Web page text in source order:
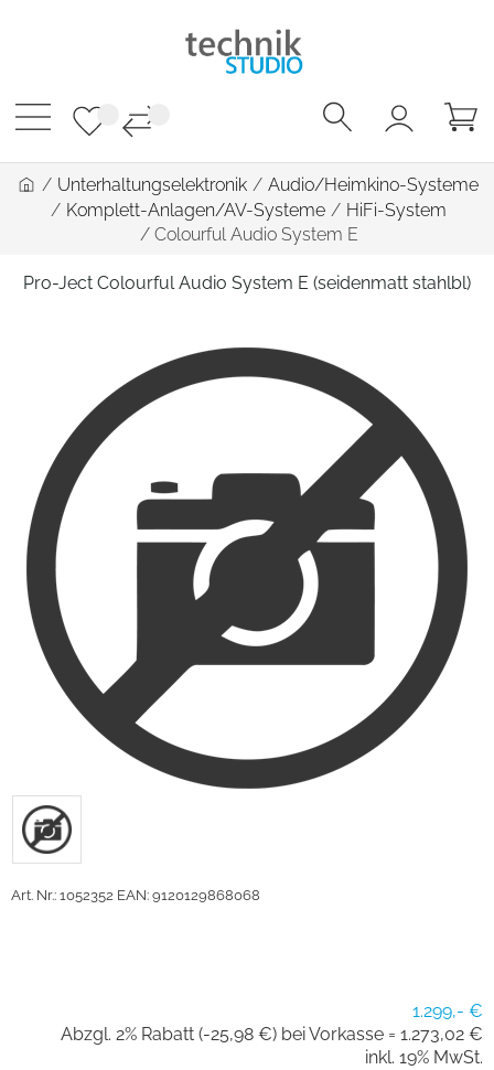
/ Unterhaltungselektronik / Audio/Heimkino-Systeme
/ Komplett-Anlagen/AV-Systeme / HiFi-System
/ Colourful Audio System E
Pro-Ject Colourful Audio System E (seidenmatt stahlbl)
Art. Nr.: 1052352 EAN: 9120129868068
1.299,- €
Abzgl. 2% Rabatt (-25,98 €) bei Vorkasse = 1.273,02 €
inkl. 19% MwSt.